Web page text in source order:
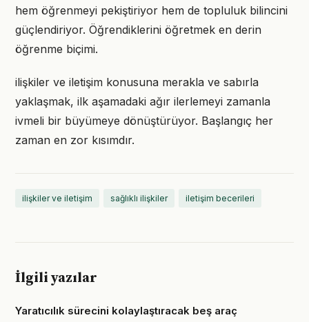
hem öğrenmeyi pekiştiriyor hem de topluluk bilincini
güçlendiriyor. Öğrendiklerini öğretmek en derin
öğrenme biçimi.
ilişkiler ve iletişim konusuna merakla ve sabırla
yaklaşmak, ilk aşamadaki ağır ilerlemeyi zamanla
ivmeli bir büyümeye dönüştürüyor. Başlangıç her
zaman en zor kısımdır.
ilişkiler ve iletişim sağlıklı ilişkiler iletişim becerileri
İlgili yazılar
Yaratıcılık sürecini kolaylaştıracak beş araç